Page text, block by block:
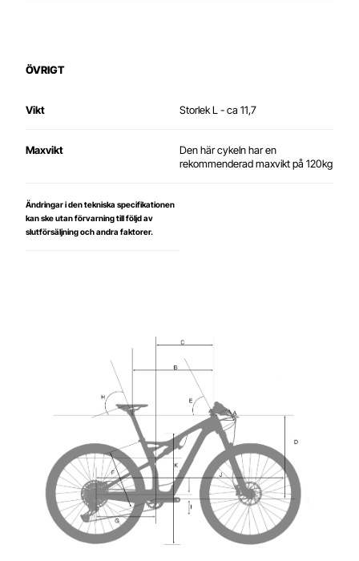
ÖVRIGT
Vikt Storlek L - ca 11,7
Maxvikt
Den här cykeln har en
rekommenderad maxvikt på 120kg
Ändringar i den tekniska specifikationen
kan ske utan förvarning till följd av
slutförsäljning och andra faktorer.